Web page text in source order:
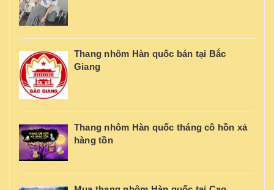
Thang nhôm Hàn quốc bán tại Bắc
Giang
Thang nhôm Hàn quốc tháng cô hồn xả
hàng tồn